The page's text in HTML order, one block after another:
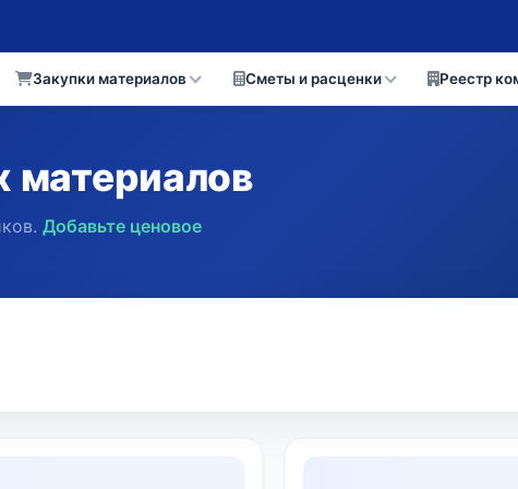
Закупки материалов Сметы и расценки Реестр
материалов
Добавьте ценовое